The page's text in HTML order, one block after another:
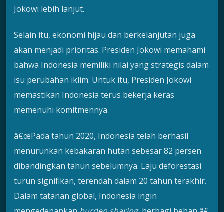
Jokowi lebih lanjut.
Selain itu, ekonomi hijau dan berkelanjutan juga
akan menjadi prioritas. Presiden Jokowi memahami
bahwa Indonesia memiliki nilai yang strategis dalam
isu perubahan iklim. Untuk itu, Presiden Jokowi
memastikan Indonesia terus bekerja keras
memenuhi komitmennya.
â€œPada tahun 2020, Indonesia telah berhasil
menurunkan kebakaran hutan sebesar 82 persen
dibandingkan tahun sebelumnya. Laju deforestasi
turun signifikan, terendah dalam 20 tahun terakhir.
Dalam tatanan global, Indonesia ingin